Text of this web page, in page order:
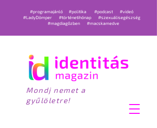
#programajánló #politika #podcast
#videó
#LadyDömper
#történetihónap
#szexuálisegészség
#magdiagőzben
#macskamedve
Mondj nemet a
gyűlöletre!